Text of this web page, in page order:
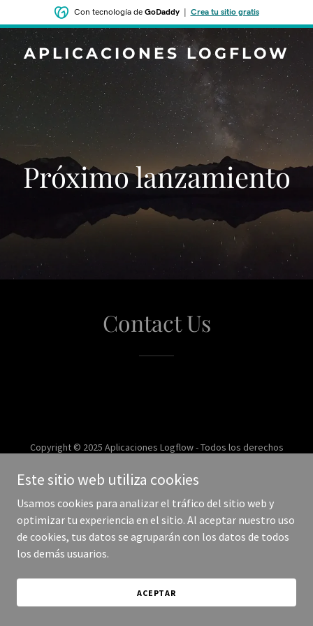
Con tecnología de GoDaddy| Crea tu sitio gratis
APLICACIONES LOGFLOW
‌‌Próximo lanzamiento
Contact Us
Copyright © 2025 Aplicaciones Logflow - Todos los derechos
Este sitio web utiliza cookies
Usamos cookies para analizar el tráfico del sitio web y
optimizar tu experiencia en el sitio. Al aceptar nuestro uso
de cookies, tus datos se agruparán con los datos de todos
los demás usuarios.
ACEPTAR